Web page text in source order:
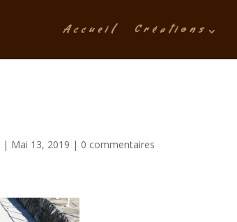
Accueil Créations
| Mai 13, 2019 | 0 commentaires